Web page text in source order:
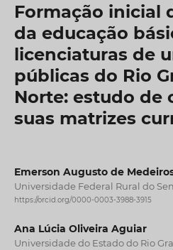
Formação inicial
da educação
licenciaturas de
públicas do Rio
Norte: estudo de
suas matrizes
Emerson Augusto de
Universidade Federal Rural do
https://orcid.org/0000-0003-3988-3915
Ana Lúcia Oliveira Aguiar
Universidade do Estado do Rio